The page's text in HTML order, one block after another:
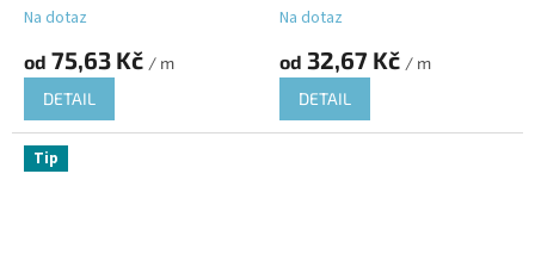
(JMD); Vlhkost 16±3%;
Na dotaz
od 75,63 Kč / m
DETAIL
(JMD); Vlhkost 16±3%;
Na dotaz
od 32,67 Kč / m
DETAIL
Tip